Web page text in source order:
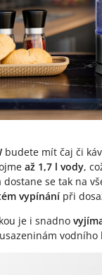
budete mít čaj či
až 1,7 l vody,
se tak na
vypínání při
je i snadno
vodního